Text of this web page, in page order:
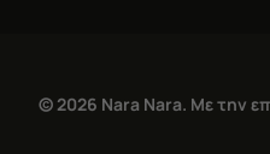
© 2026 Nara Nara. Με την